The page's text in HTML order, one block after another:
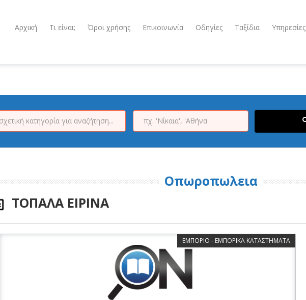
Αρχική Τι είναι; Όροι χρήσης Επικοινωνία Οδηγίες Ταξίδια Υπηρεσίες
Οπωροπωλεια
ΤΟΠΑΛΑ ΕΙΡΙΝΑ
ΕΜΠΟΡΙΟ - ΕΜΠΟΡΙΚΑ ΚΑΤΑΣΤΗΜΑΤΑ